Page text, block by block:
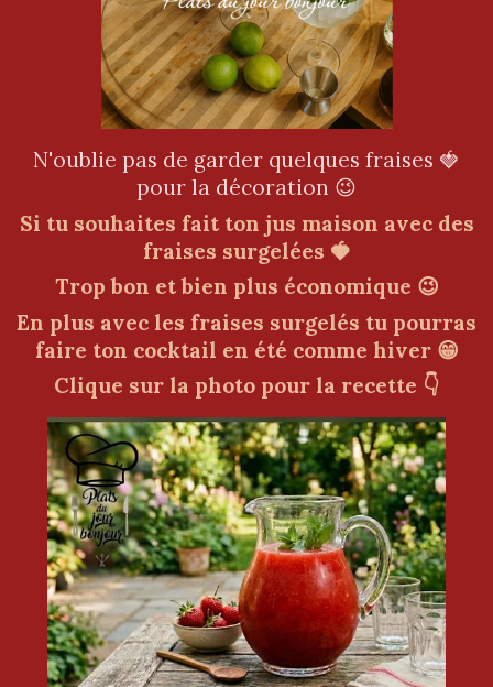
N'oublie pas de garder quelques fraises 🍓
pour la décoration 😉
Si tu souhaites fait ton jus maison avec des
fraises surgelées 🍓
Trop bon et bien plus économique 😉
En plus avec les fraises surgelés tu pourras
faire ton cocktail en été comme hiver 😁
Clique sur la photo pour la recette 👇